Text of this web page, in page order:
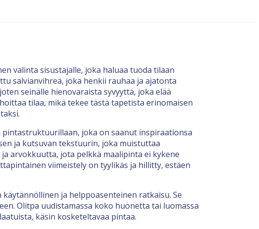
valinta sisustajalle, joka haluaa tuoda tilaan
salvianvihreä, joka henkii rauhaa ja ajatonta
seinälle hienovaraista syvyyttä, joka elää
tilaa, mikä tekee tästä tapetista erinomaisen
pintastruktuurillaan, joka on saanut inspiraationsa
ja kutsuvan tekstuurin, joka muistuttaa
arvokkuutta, jota pelkkä maalipinta ei kykene
viimeistely on tyylikäs ja hillitty, estäen
ja helppoasenteinen ratkaisu. Se
Olitpa uudistamassa koko huonetta tai luomassa
käsin kosketeltavaa pintaa.